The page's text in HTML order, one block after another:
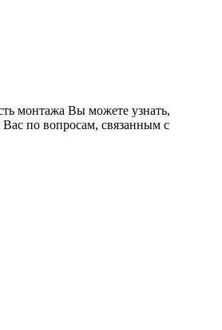
монтажа Вы можете узнать,
по вопросам, связанным с